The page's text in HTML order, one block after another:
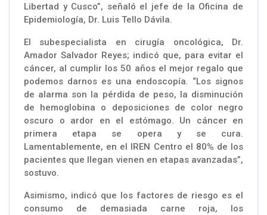
Libertad y Cusco”, señaló el jefe de la Oficina de
Epidemiología, Dr. Luis Tello Dávila.
El subespecialista en cirugía oncológica, Dr.
Amador Salvador Reyes; indicó que, para evitar el
cáncer, al cumplir los 50 años el mejor regalo que
podemos darnos es una endoscopía. “Los signos
de alarma son la pérdida de peso, la disminución
de hemoglobina o deposiciones de color negro
oscuro o ardor en el estómago. Un cáncer en
primera etapa se opera y se cura.
Lamentablemente, en el IREN Centro el 80% de los
pacientes que llegan vienen en etapas avanzadas”,
sostuvo.
Asimismo, indicó que los factores de riesgo es el
consumo de demasiada carne roja, los